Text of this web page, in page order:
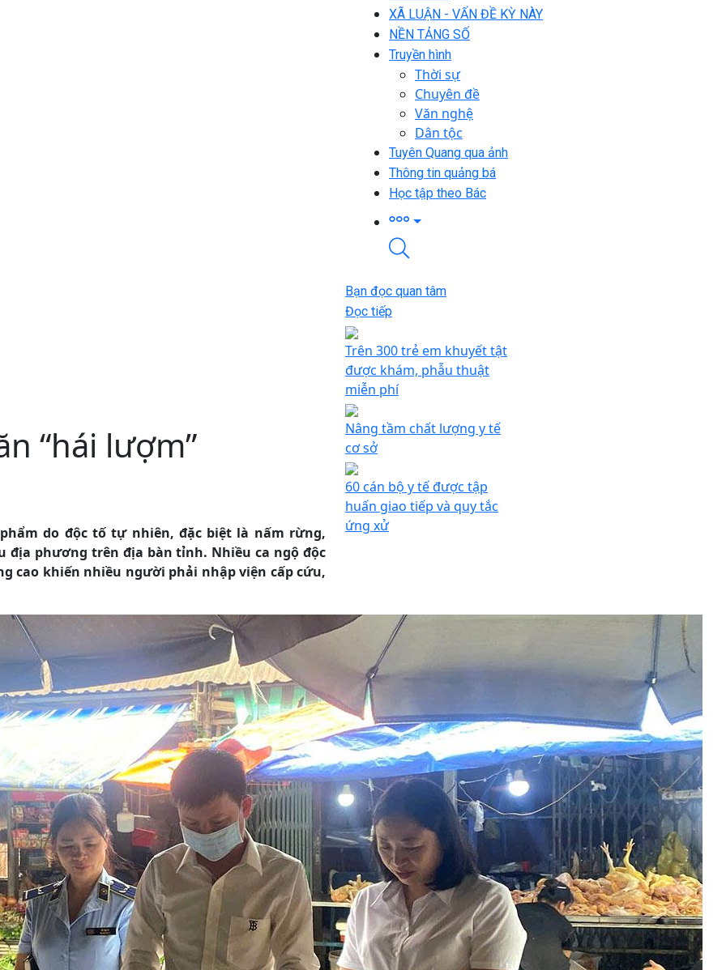
XÃ LUẬN - VẤN ĐỀ KỲ NÀY
NỀN TẢNG SỐ
Truyền hình
Thời sự
Chuyên đề
Văn nghệ
Dân tộc
Tuyên Quang qua ảnh
Thông tin quảng bá
Học tập theo Bác
“hái lượm”
do độc tố tự nhiên, đặc biệt là nấm rừng,
địa phương trên địa bàn tỉnh. Nhiều ca ngộ độc
cao khiến nhiều người phải nhập viện cấp cứu,
Bạn đọc quan tâm
Đọc tiếp
Trên 300 trẻ em khuyết tật
được khám, phẫu thuật
miễn phí
Nâng tầm chất lượng y tế
cơ sở
60 cán bộ y tế được tập
huấn giao tiếp và quy tắc
ứng xử